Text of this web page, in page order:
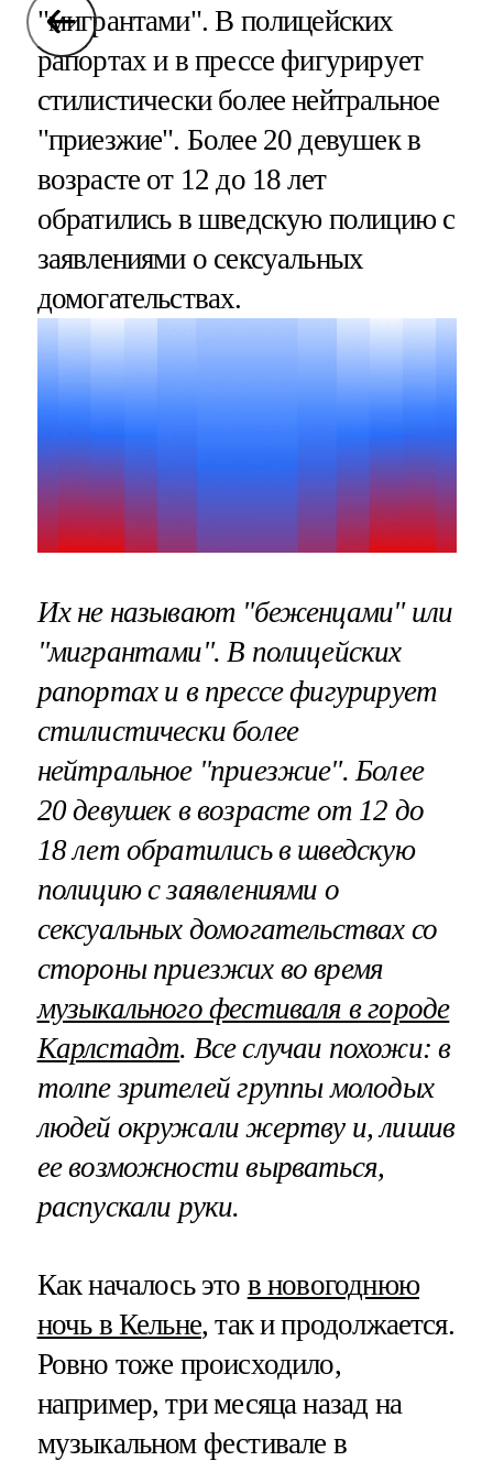
"мигрантами". В полицейских
рапортах и в прессе фигурирует
стилистически более нейтральное
"приезжие". Более 20 девушек в
возрасте от 12 до 18 лет
обратились в шведскую полицию с
заявлениями о сексуальных
домогательствах.
Их не называют "беженцами" или
"мигрантами". В полицейских
рапортах и в прессе фигурирует
стилистически более
нейтральное "приезжие". Более
20 девушек в возрасте от 12 до
18 лет обратились в шведскую
полицию с заявлениями о
сексуальных домогательствах со
стороны приезжих во время
музыкального фестиваля в городе
Карлстадт. Все случаи похожи: в
толпе зрителей группы молодых
людей окружали жертву и, лишив
ее возможности вырваться,
распускали руки.
Как началось это в новогоднюю
ночь в Кельне, так и продолжается.
Ровно тоже происходило,
например, три месяца назад на
музыкальном фестивале в